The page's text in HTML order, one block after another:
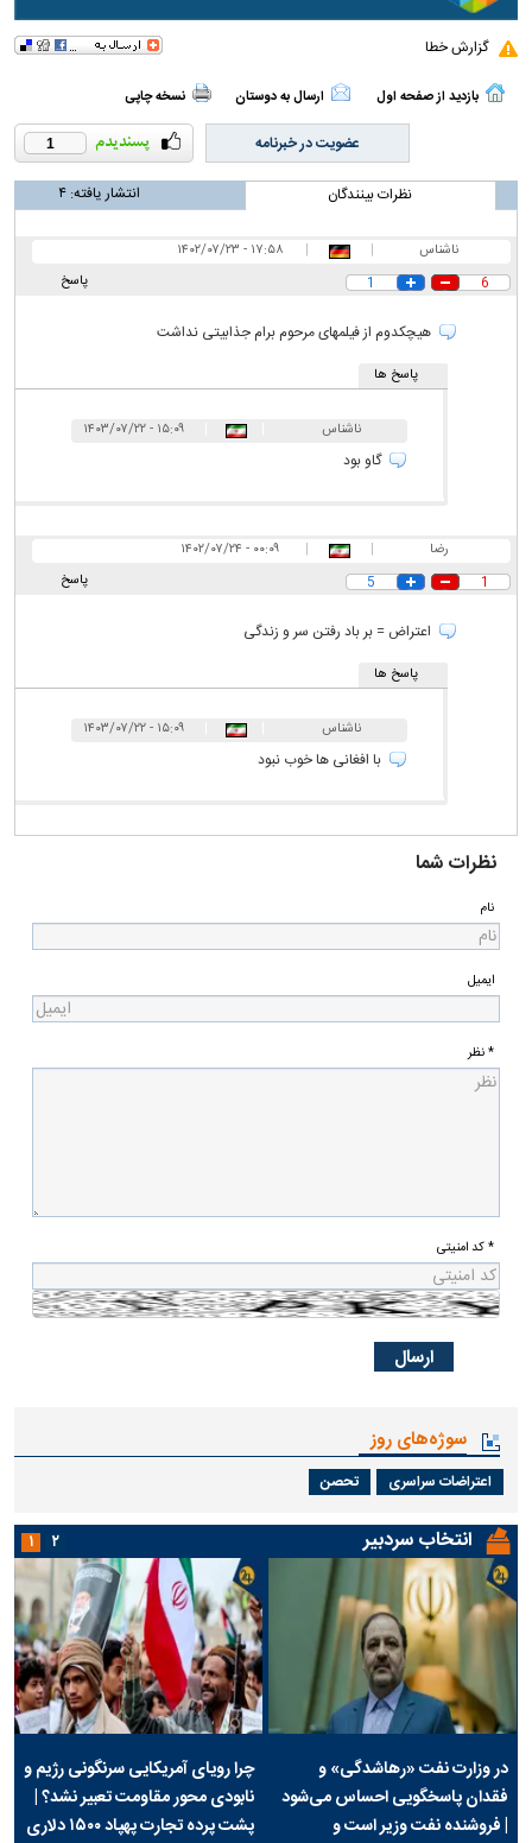
گزارش خطا
بازدید از صفحه اول ارسال به دوستان نسخه چاپی
1 عضویت در خبرنامه
نظرات بینندگان انتشار یافته: ۴
ناشناس |
|
۱۷:۵۸ - ۱۴۰۲/۰۷/۲۳
پاسخ
6
1
هیچکدوم از فیلمهای مرحوم برام جذابیتی نداشت
پاسخ ها
ناشناس ۱۵:۰۹ - ۱۴۰۳/۰۷/۲۲
گاو بود
رضا |
|
۰۰:۰۹ - ۱۴۰۲/۰۷/۲۴
پاسخ
1
5
اعتراض = بر باد رفتن سر و زندگی
پاسخ ها
ناشناس ۱۵:۰۹ - ۱۴۰۳/۰۷/۲۲
با افغانی ها خوب نبود
نظرات شما
نام
ایمیل
* نظر
* کد امنیتی
سوژه‌های روز
اعتراضات سراسری تحصن
انتخاب سردبیر
در وزارت نفت «رهاشدگی» و
فقدان پاسخگویی احساس می‌شود
| فروشنده نفت وزیر است و
چرا رویای آمریکایی سرنگونی رژیم و
نابودی محور مقاومت تعبیر نشد؟ |
پشت پرده تجارت پهپاد‌ ۱۵۰۰ دلاری
۱ ۲